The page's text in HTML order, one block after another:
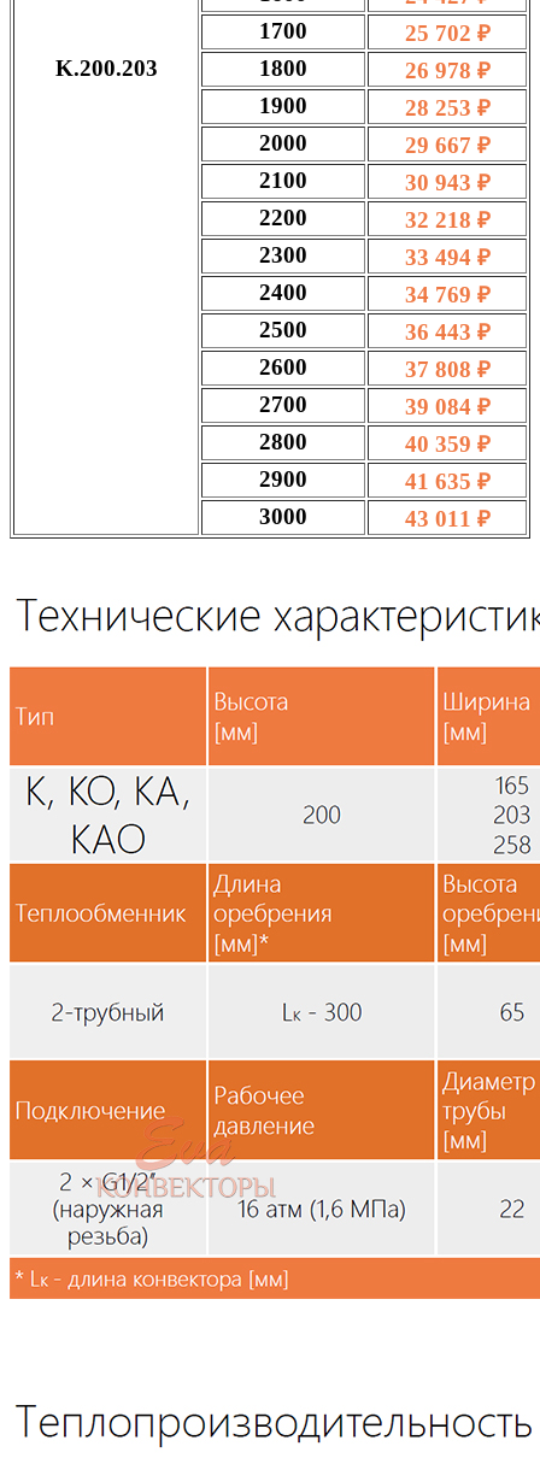
K.200.203
1700
25 702 ₽
1800
26 978 ₽
1900
28 253 ₽
2000
29 667 ₽
2100
30 943 ₽
2200
32 218 ₽
2300
33 494 ₽
2400
34 769 ₽
2500
36 443 ₽
2600
37 808 ₽
2700
39 084 ₽
2800
40 359 ₽
2900
41 635 ₽
3000
43 011 ₽